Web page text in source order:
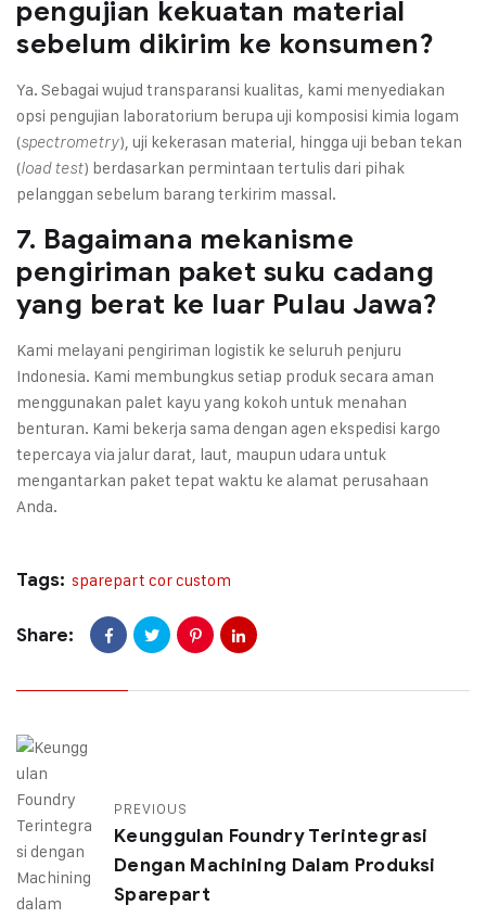
pengujian kekuatan material
sebelum dikirim ke konsumen?
Ya. Sebagai wujud transparansi kualitas, kami menyediakan
opsi pengujian laboratorium berupa uji komposisi kimia logam
(spectrometry), uji kekerasan material, hingga uji beban tekan
(load test) berdasarkan permintaan tertulis dari pihak
pelanggan sebelum barang terkirim massal.
7. Bagaimana mekanisme
pengiriman paket suku cadang
yang berat ke luar Pulau Jawa?
Kami melayani pengiriman logistik ke seluruh penjuru
Indonesia. Kami membungkus setiap produk secara aman
menggunakan palet kayu yang kokoh untuk menahan
benturan. Kami bekerja sama dengan agen ekspedisi kargo
tepercaya via jalur darat, laut, maupun udara untuk
mengantarkan paket tepat waktu ke alamat perusahaan
Anda.
Tags: sparepart cor custom
Share:
PREVIOUS
Keunggulan Foundry Terintegrasi
Dengan Machining Dalam Produksi
Sparepart